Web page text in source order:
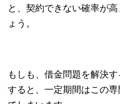
と、契約できない確率が
ょう。
もしも、借金問題を解決
すると、一定期間はこの